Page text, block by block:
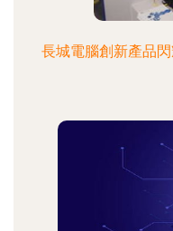
長城電腦創新產品